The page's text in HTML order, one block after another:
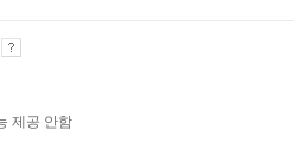
제공 안함